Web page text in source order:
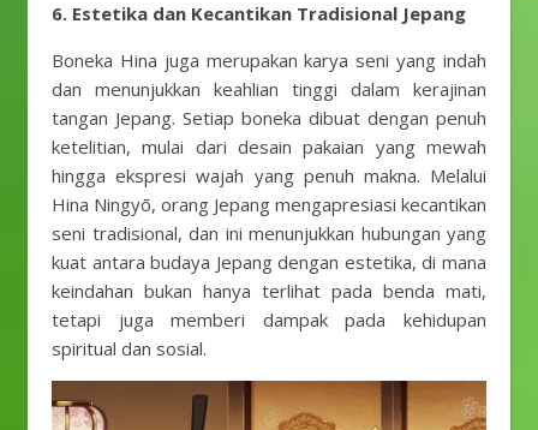
6. Estetika dan Kecantikan Tradisional Jepang
Boneka Hina juga merupakan karya seni yang indah
dan menunjukkan keahlian tinggi dalam kerajinan
tangan Jepang. Setiap boneka dibuat dengan penuh
ketelitian, mulai dari desain pakaian yang mewah
hingga ekspresi wajah yang penuh makna. Melalui
Hina Ningyō, orang Jepang mengapresiasi kecantikan
seni tradisional, dan ini menunjukkan hubungan yang
kuat antara budaya Jepang dengan estetika, di mana
keindahan bukan hanya terlihat pada benda mati,
tetapi juga memberi dampak pada kehidupan
spiritual dan sosial.